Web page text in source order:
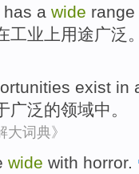
has a wide range
工业 上用途广泛
exist in
广泛的领域中。
大词典》
wide with horror.